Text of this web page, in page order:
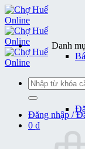
Bỏ
qua
nội
dung
Tìm
kiếm:
Đăng nhập /
0 ₫
Danh